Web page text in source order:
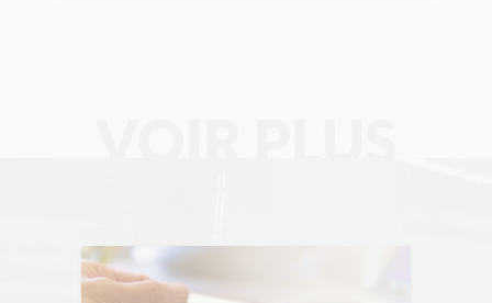
Gravity Microsoft 365
Intelligence Artificielle